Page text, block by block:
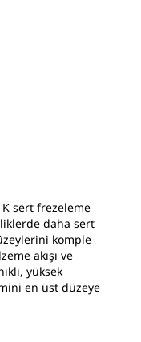
sert frezeleme
daha sert
komple
akışı ve
yüksek
en üst düzeye